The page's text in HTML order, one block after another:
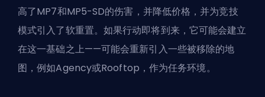
高了MP7和MP5-SD的伤害，并降低价格，并为竞技
模式引入了软重置。如果行动即将到来，它可能会建立
在这一基础之上——可能会重新引入一些被移除的地
图，例如Agency或Rooftop，作为任务环境。